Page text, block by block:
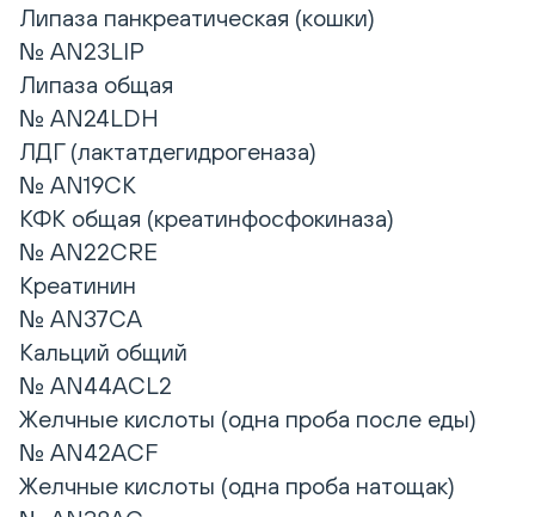
Липаза панкреатическая (кошки)
№ AN23LIP
Липаза общая
№ AN24LDH
ЛДГ (лактатдегидрогеназа)
№ AN19CK
КФК общая (креатинфосфокиназа)
№ AN22CRE
Креатинин
№ AN37CA
Кальций общий
№ AN44ACL2
Желчные кислоты (одна проба после еды)
№ AN42ACF
Желчные кислоты (одна проба натощак)